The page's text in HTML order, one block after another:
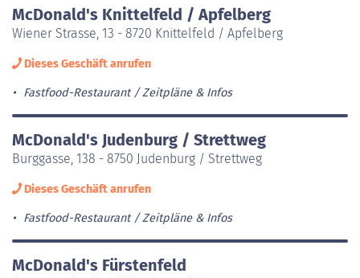
McDonald's Knittelfeld / Apfelberg
Wiener Strasse, 13 - 8720 Knittelfeld / Apfelberg
Dieses Geschäft anrufen
Fastfood-Restaurant Zeitpläne & Infos
McDonald's Judenburg / Strettweg
Burggasse, 138 - 8750 Judenburg / Strettweg
Dieses Geschäft anrufen
Fastfood-Restaurant Zeitpläne & Infos
McDonald's Fürstenfeld